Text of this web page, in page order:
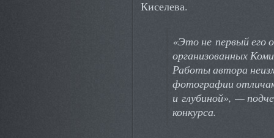
Киселева.
«Это не первый его
организованных
Работы автора
фотографии
и глубиной», —
конкурса.